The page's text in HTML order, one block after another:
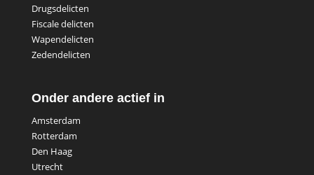
Drugsdelicten
Fiscale delicten
Wapendelicten
Zedendelicten
Onder andere actief in
Amsterdam
Rotterdam
Den Haag
Utrecht